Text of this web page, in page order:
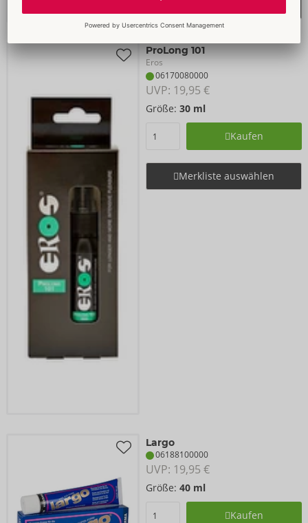
ProLong 101
Eros
06170080000
UVP: 19,95 €
Größe: 30 ml
Kaufen
Merkliste auswählen
Largo
06188100000
UVP: 19,95 €
Größe: 40 ml
Kaufen